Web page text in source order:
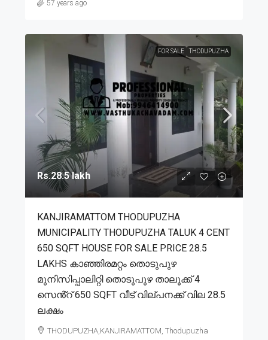
57 years ago
FOR SALE THODUPUZHA
Rs.28.5 lakh
KANJIRAMATTOM THODUPUZHA
MUNICIPALITY THODUPUZHA TALUK 4 CENT
650 SQFT HOUSE FOR SALE PRICE 28.5
LAKHS കാഞ്ഞിരമറ്റം തൊടുപുഴ
മുനിസിപ്പാലിറ്റി തൊടുപുഴ താലൂക്ക് 4
സെൻ്റ് 650 SQFT വീട് വില്പനക്ക് വില 28.5
ലക്ഷം
THODUPUZHA,KANJIRAMATTOM, Thodupuzha